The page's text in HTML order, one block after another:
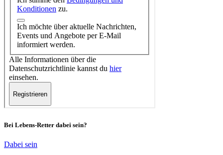
Bei Lebens-Retter dabei sein?
Dabei sein